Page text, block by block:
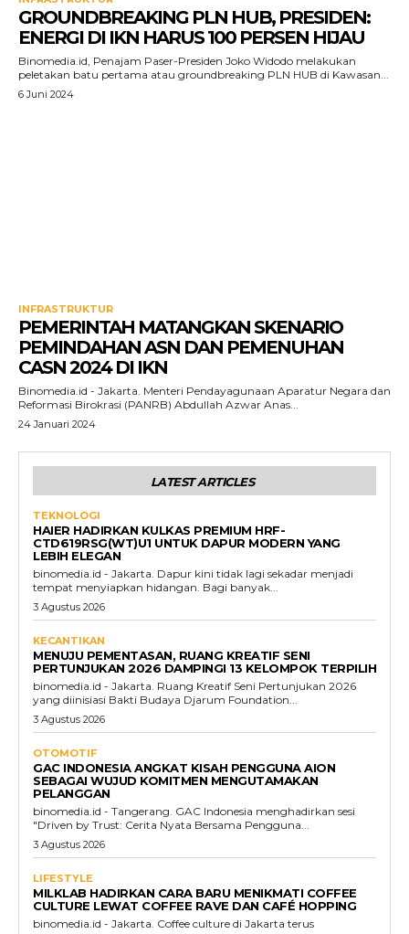
GROUNDBREAKING PLN HUB, PRESIDEN:
ENERGI DI IKN HARUS 100 PERSEN HIJAU
Binomedia.id, Penajam Paser-Presiden Joko Widodo melakukan
peletakan batu pertama atau groundbreaking PLN HUB di Kawasan...
6 Juni 2024
INFRASTRUKTUR
PEMERINTAH MATANGKAN SKENARIO
PEMINDAHAN ASN DAN PEMENUHAN
CASN 2024 DI IKN
Binomedia.id - Jakarta. Menteri Pendayagunaan Aparatur Negara dan
Reformasi Birokrasi (PANRB) Abdullah Azwar Anas...
24 Januari 2024
LATEST ARTICLES
TEKNOLOGI
HAIER HADIRKAN KULKAS PREMIUM HRF-
CTD619RSG(WT)U1 UNTUK DAPUR MODERN YANG
LEBIH ELEGAN
binomedia.id - Jakarta. Dapur kini tidak lagi sekadar menjadi
tempat menyiapkan hidangan. Bagi banyak...
3 Agustus 2026
KECANTIKAN
MENUJU PEMENTASAN, RUANG KREATIF SENI
PERTUNJUKAN 2026 DAMPINGI 13 KELOMPOK TERPILIH
binomedia.id - Jakarta. Ruang Kreatif Seni Pertunjukan 2026
yang diinisiasi Bakti Budaya Djarum Foundation...
3 Agustus 2026
OTOMOTIF
GAC INDONESIA ANGKAT KISAH PENGGUNA AION
SEBAGAI WUJUD KOMITMEN MENGUTAMAKAN
PELANGGAN
binomedia.id - Tangerang. GAC Indonesia menghadirkan sesi
"Driven by Trust: Cerita Nyata Bersama Pengguna...
3 Agustus 2026
LIFESTYLE
MILKLAB HADIRKAN CARA BARU MENIKMATI COFFEE
CULTURE LEWAT COFFEE RAVE DAN CAFÉ HOPPING
binomedia.id - Jakarta. Coffee culture di Jakarta terus